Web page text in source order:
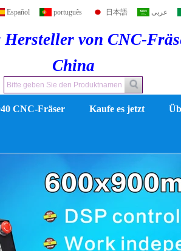
Español português 日本語 عربى
von CNC-
China
CNC-Fräser Kaufe es jetzt